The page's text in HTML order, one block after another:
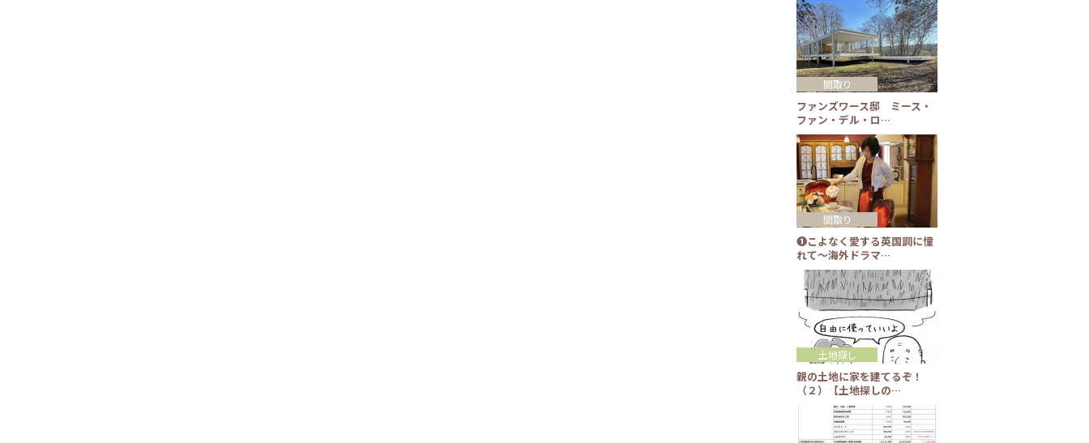
ファンズワース邸 ミース・
ファン・デル・ロ…
間取り
❶こよなく愛する英国調に憧
れて～海外ドラマ…
間取り
親の土地に家を建てるぞ！
（２）【土地探しの…
土地探し